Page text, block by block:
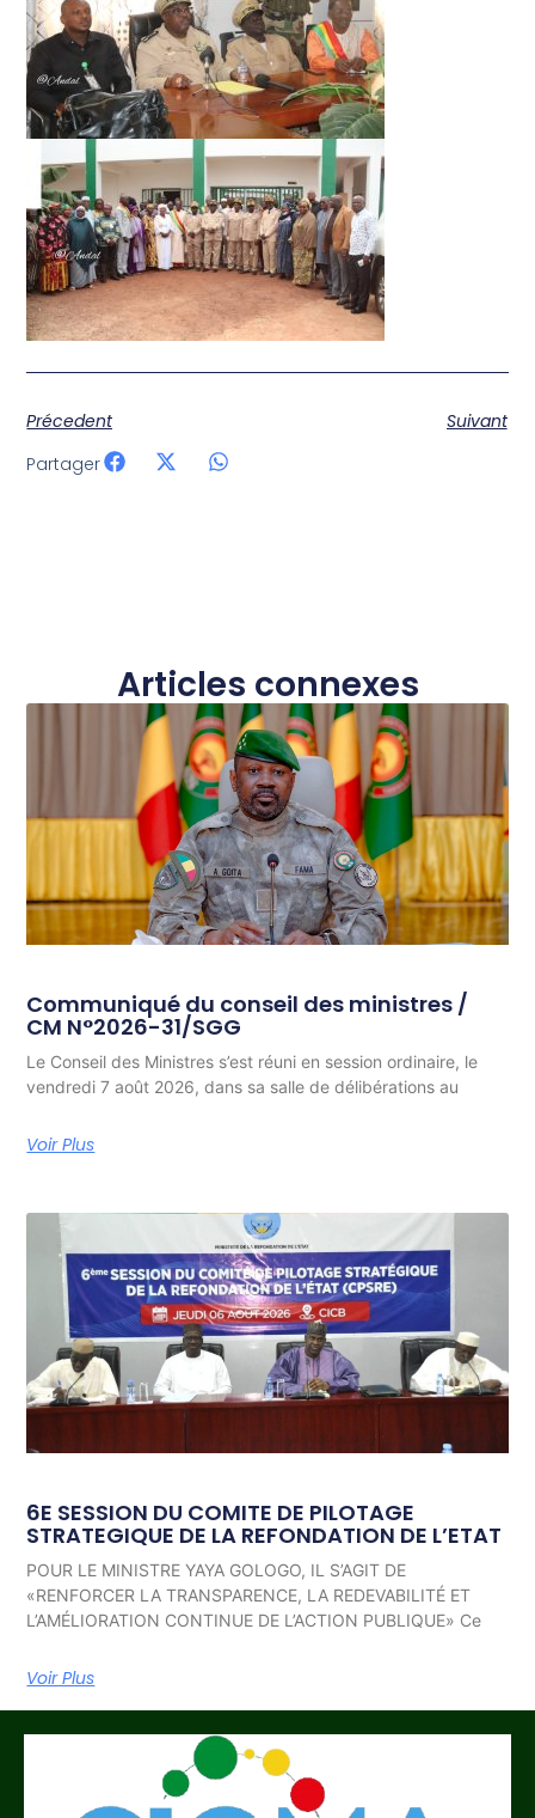
Précedent
Suivant
Partager
Articles connexes
Communiqué du conseil des ministres /
CM N°2026-31/SGG
Le Conseil des Ministres s’est réuni en session ordinaire, le
vendredi 7 août 2026, dans sa salle de délibérations au
Voir Plus
6E SESSION DU COMITE DE PILOTAGE
STRATEGIQUE DE LA REFONDATION DE L’ETAT
POUR LE MINISTRE YAYA GOLOGO, IL S’AGIT DE
«RENFORCER LA TRANSPARENCE, LA REDEVABILITÉ ET
L’AMÉLIORATION CONTINUE DE L’ACTION PUBLIQUE» Ce
Voir Plus